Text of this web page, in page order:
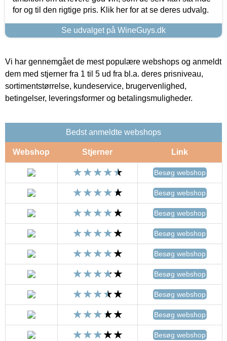
for og til den rigtige pris. Klik her for at se deres udvalg.
Se udvalget på WineGuys.dk
Vi har gennemgået de mest populære webshops og anmeldt
dem med stjerner fra 1 til 5 ud fra bl.a. deres prisniveau,
sortimentstørrelse, kundeservice, brugervenlighed,
betingelser, leveringsformer og betalingsmuligheder.
Bedst anmeldte webshops
Webshop Stjerner Link
Besøg webshop
Besøg webshop
Besøg webshop
Besøg webshop
Besøg webshop
Besøg webshop
Besøg webshop
Besøg webshop
Besøg webshop